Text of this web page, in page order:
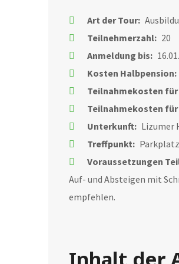
Art der Tour:
Teilnehmerzahl: 20
Anmeldung bis:
Kosten Halbpension:
Teilnahmekosten
Teilnahmekosten
Unterkunft: Lizumer
Treffpunkt:
Voraussetzungen
Auf- und Absteigen mit
empfehlen.